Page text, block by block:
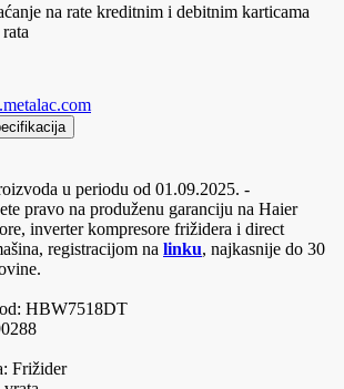
na rate kreditnim i debitnim karticama
u periodu od 01.09.2025. -
pravo na produženu garanciju na Haier
inverter kompresore frižidera i direct
registracijom na linku, najkasnije do 30
HBW7518DT
Frižider